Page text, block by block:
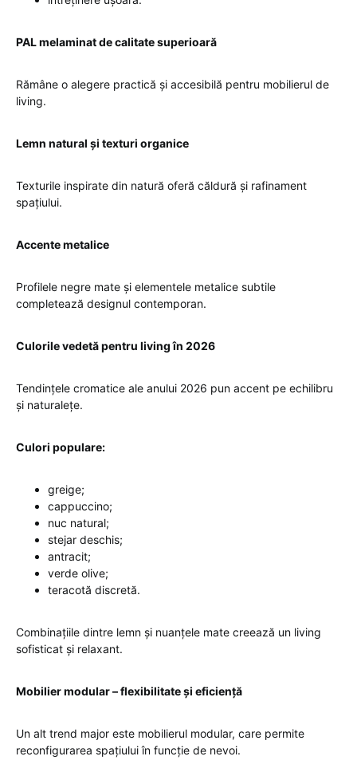
PAL melaminat de calitate superioară
Rămâne o alegere practică și accesibilă pentru mobilierul de
living.
Lemn natural și texturi organice
Texturile inspirate din natură oferă căldură și rafinament
spațiului.
Accente metalice
Profilele negre mate și elementele metalice subtile
completează designul contemporan.
Culorile vedetă pentru living în 2026
Tendințele cromatice ale anului 2026 pun accent pe echilibru
și naturalețe.
Culori populare:
greige;
cappuccino;
nuc natural;
stejar deschis;
antracit;
verde olive;
teracotă discretă.
Combinațiile dintre lemn și nuanțele mate creează un living
sofisticat și relaxant.
Mobilier modular – flexibilitate și eficiență
Un alt trend major este mobilierul modular, care permite
reconfigurarea spațiului în funcție de nevoi.